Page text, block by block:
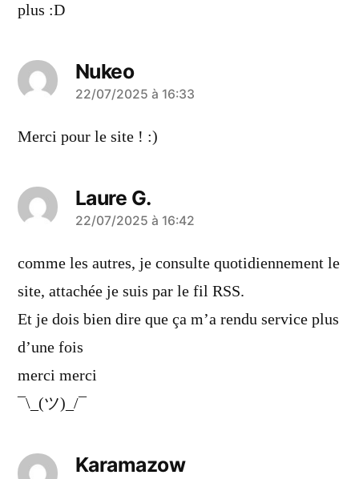
plus :D
Nukeo
a
dit :
22/07/2025 à 16:33
Merci pour le site ! :)
Laure G.
a
dit :
22/07/2025 à 16:42
comme les autres, je consulte quotidiennement le
site, attachée je suis par le fil RSS.
Et je dois bien dire que ça m’a rendu service plus
d’une fois
merci merci
¯\_(ツ)_/¯
Karamazow